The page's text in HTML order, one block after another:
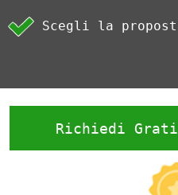
Scegli la
Richiedi